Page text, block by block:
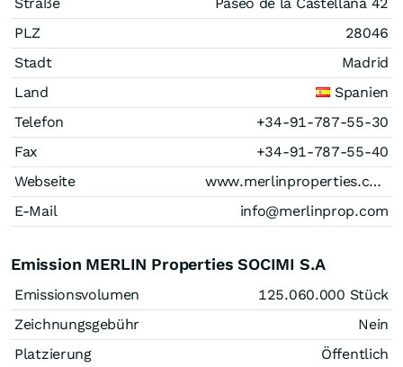
PLZ
28046
Stadt
Madrid
Land
Spanien
Telefon
+34-91-787-55-30
Fax
+34-91-787-55-40
Webseite
www.merlinproperties.com
E-Mail
info@merlinprop.com
Emission MERLIN Properties SOCIMI S.A
Emissionsvolumen 125.060.000 Stück
Zeichnungsgebühr
Nein
Platzierung
Öffentlich